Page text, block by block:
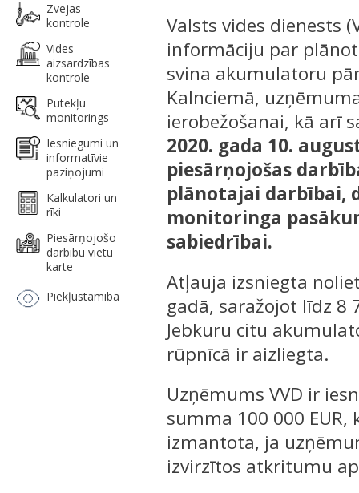
Zvejas
kontrole
Vides
aizsardzības
kontrole
Putekļu
monitorings
Iesniegumi un
informatīvie
paziņojumi
Kalkulatori un
rīki
Piesārņojošo
darbību vietu
karte
Piekļūstamība
Valsts vides dienests
informāciju par
svina akumulatoru
Kalnciemā,
ierobežošanai, kā arī
2020. gada 10.
piesārņojošas
plānotajai darbībai,
monitoringa
sabiedrībai.
Atļauja izsniegta
gadā, saražojot līdz 8
Jebkuru citu
rūpnīcā ir aizliegta.
Uzņēmums VVD ir
summa 100 000
izmantota, ja
izvirzītos atkritumu